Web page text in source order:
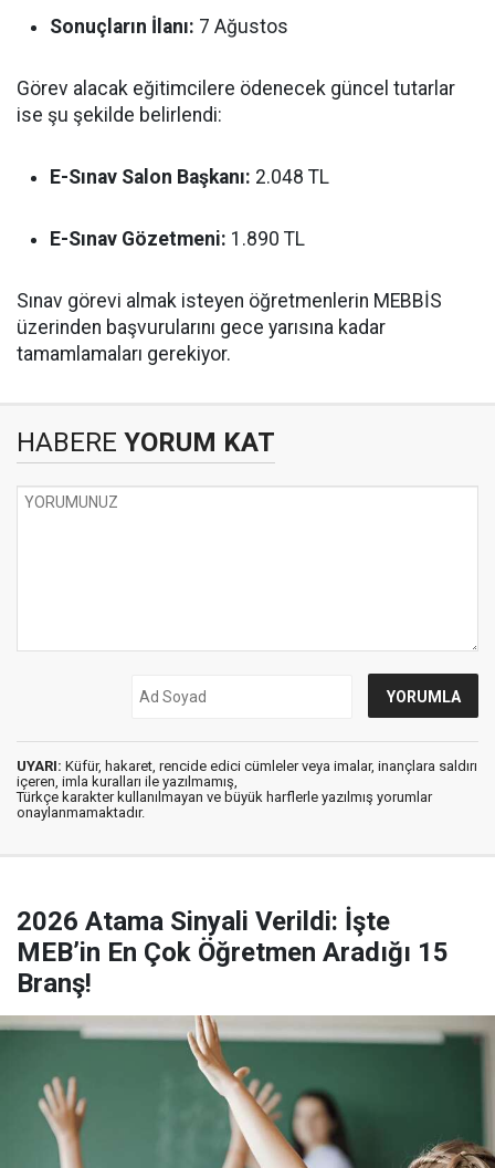
Sonuçların İlanı: 7 Ağustos
Görev alacak eğitimcilere ödenecek güncel tutarlar
ise şu şekilde belirlendi:
E-Sınav Salon Başkanı: 2.048 TL
E-Sınav Gözetmeni: 1.890 TL
Sınav görevi almak isteyen öğretmenlerin MEBBİS
üzerinden başvurularını gece yarısına kadar
tamamlamaları gerekiyor.
HABERE YORUM KAT
UYARI: Küfür, hakaret, rencide edici cümleler veya imalar, inançlara saldırı
içeren, imla kuralları ile yazılmamış,
Türkçe karakter kullanılmayan ve büyük harflerle yazılmış yorumlar
onaylanmamaktadır.
2026 Atama Sinyali Verildi: İşte
MEB’in En Çok Öğretmen Aradığı 15
Branş!